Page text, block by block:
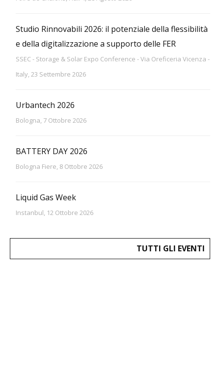
Studio Rinnovabili 2026: il potenziale della flessibilità
e della digitalizzazione a supporto delle FER
SSEC - Storage & Solar Expo Conference - Via Oreficeria Vicenza -
Italy, 23 Settembre 2026
Urbantech 2026
Bologna, 7 Ottobre 2026
BATTERY DAY 2026
Bologna Fiere, 8 Ottobre 2026
Liquid Gas Week
Instanbul, 12 Ottobre 2026
TUTTI GLI EVENTI